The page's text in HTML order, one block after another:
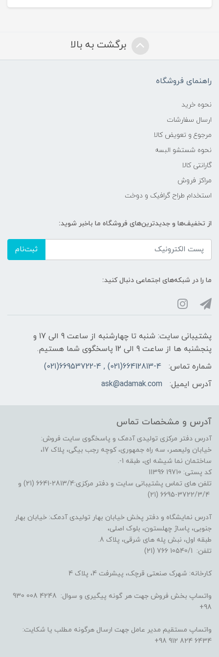
برگشت به بالا
راهنمای فروشگاه
نحوه خرید
ارسال سفارشات
مرجوع و تعویض کالا
نحوه شستشو البسه
گارانتی کالا
مراکز فروش
استخدام طراح گرافیک و دوخت
از تخفیف‌ها و جدیدترین‌های فروشگاه ما باخبر شوید:
ثبت‌نام
ما را در شبکه‌های اجتماعی دنبال کنید:
پشتیبانی سایت: شنبه تا چهارشنبه از ساعت 9 الی 17 و
پنجشنبه ها از ساعت 9 الی 12 پاسخگوی شما هستیم.
شماره تماس:
66412813-4(021) , 66953722-4(021)
آدرس ایمیل:
ask@adamak.com
آدرس و مشخصات تماس
آدرس دفتر مرکزی تولیدی آدمک و پاسخگوی سایت فروش:
خیابان ولیعصر، سه راه جمهوری، کوچه رجب بیگی، پلاک 17،
ساختمان نما شیشه ای، طبقه 1-.
کد پستی: 19710 11396
تلفن های تماس پشتیبانی سایت و دفتر مرکزی:2813/4-6641 (21) و
آدرس نمایشگاه و دفتر پخش خیابان بهار تولیدی آدمک: خیابان بهار
جنوبی، پاساژ چهلستون، بلوک اصلی،
طبقه اول، نبش پله های شرقی، پلاک 8.
تلفن: 10540/1 766 (21)
کارخانه: شهرک صنعتی قرچک، پیشرفت 4، پلاک 4
واتساپ بخش فروش جهت هر گونه پیگیری و سوال: 4248 008 930
98+
واتساپ مستقیم مدیر عامل جهت ارسال هرگونه مطلب یا شکایت:
6434 824 912 98+